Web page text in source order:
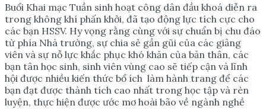
Buổi Khai mạc Tuần sinh hoạt công dân đầu khoá diễn ra
trong không khí phấn khởi, đã tạo động lực tích cực cho
các bạn HSSV. Hy vọng rằng cùng với sự chuẩn bị chu đáo
từ phía Nhà trường, sự chia sẻ gần gũi của các giảng
viên và sự nỗ lực khắc phục khó khăn của bản thân, các
bạn tân học sinh, sinh viên vùng cao sẽ tiếp cận và lĩnh
hội được nhiều kiến thức bổ ích làm hành trang để các
bạn đạt được thành tích cao nhất trong học tập và rèn
luyện, thực hiện được ước mơ hoài bão về ngành nghề